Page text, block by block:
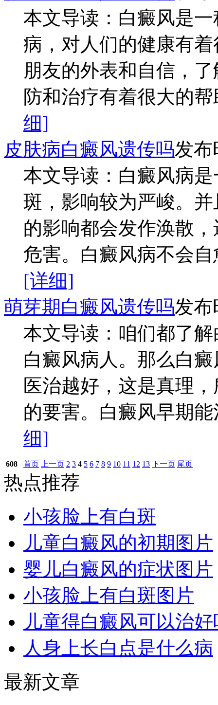
本文导读：白癜风是
病，对人们的健康有
朋友的外表和自信，
防和治疗有着很大的
细]
皮肤病白癜风遗传吗发布
本文导读：白癜风病
斑，影响较为严峻。
的影响都会发作涣散
危害。白癜风病不会
[详细]
萌芽期白癜风遗传吗发布
本文导读：咱们都了
白癜风病人。那么白
医治越好，这是真理
的要害。白癜风早期
细]
608 首页 上一页 2 3 4 5 6 7 8 9 10 11 12 13 下一页 尾页
热点推荐
小孩脸上有白斑
儿童白癜风的初期图片
婴儿白癜风的症状图片
小孩脸上有白斑图片
儿童得白癜风可以治好
人身上长白点是什么病
最新文章